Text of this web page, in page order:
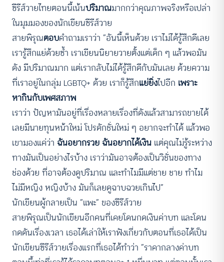
ซีรีส์วายไทยตอนนี้เน้นปริมาณมากกว่าคุณภาพจริงหรือเปล่า
ในมุมมองของนักเขียนซีรีส์วาย
สายพิรุณตอบคำถามเราว่า “อันนี้เห็นด้วย เราไม่ได้รู้สึกดีเลย
เรารู้สึกแย่ด้วยซ้ำ เราเขียนนิยายวายตั้งแต่เด็ก ๆ แล้วพอมัน
ดัง มีปริมาณมาก แต่เรากลับไม่ได้รู้สึกดีกับมันเลย ด้วยความ
ที่เราอยู่ในกลุ่ม LGBTQ+ ด้วย เราก็รู้สึกแย่ยิ่งไปอีก เพราะ
หากินกับเพศสภาพ
เราว่า ปัญหามันอยู่ที่เรื่องหลายเรื่องที่ดังแล้วสามารถขายได้
เลยมีนายทุนหน้าใหม่ โปรดักชั่นใหม่ ๆ อยากจะทำได้ แล้วพอ
เขามองแค่ว่า ฉันอยากรวย ฉันอยากได้เงิน แต่คุณไม่รู้ระหว่าง
ทางมันเป็นอย่างไรบ้าง เราว่ามันอาจต้องเป็นวิชั่นของทาง
ช่องด้วย ที่อาจต้องดูปริมาณ และทำไมมีแต่ชาย ชาย ทำไม
ไม่มีหญิง หญิงบ้าง มันก็เลยดูฉาบฉวยเกินไป”
นักเขียนผู้กลายเป็น “แพะ” ของซีรีส์วาย
สายพิรุณเป็นนักเขียนอีกคนที่เคยโดนกดเงินค่าบท และโดน
กดดันเรื่องเวลา เธอได้เล่าให้เราฟังเกี่ยวกับตอนที่เธอได้เป็น
นักเขียนซีรีส์วายเรื่องแรกที่เธอได้ทำว่า “ราคากลางค่าบท